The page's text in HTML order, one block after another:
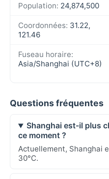
Population: 24,874,500
Coordonnées: 31.22,
121.46
Fuseau horaire:
Asia/Shanghai (UTC+8)
Questions fréquentes
Shanghai est-il plus
ce moment ?
Actuellement, Shanghai
30°C.